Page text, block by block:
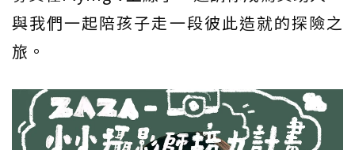
與我們一起陪孩子走一段彼此造就的探險之
旅。